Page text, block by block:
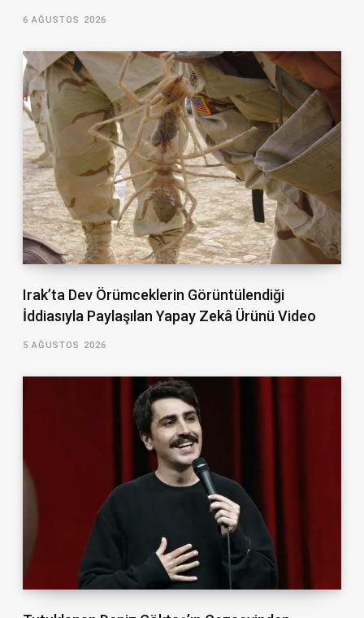
6 AĞUSTOS 2026
Irak’ta Dev Örümceklerin Görüntülendiği
İddiasıyla Paylaşılan Yapay Zekâ Ürünü Video
5 AĞUSTOS 2026